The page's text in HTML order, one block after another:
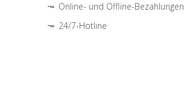
Online- und Offline-Bezahlungen
24/7-Hotline